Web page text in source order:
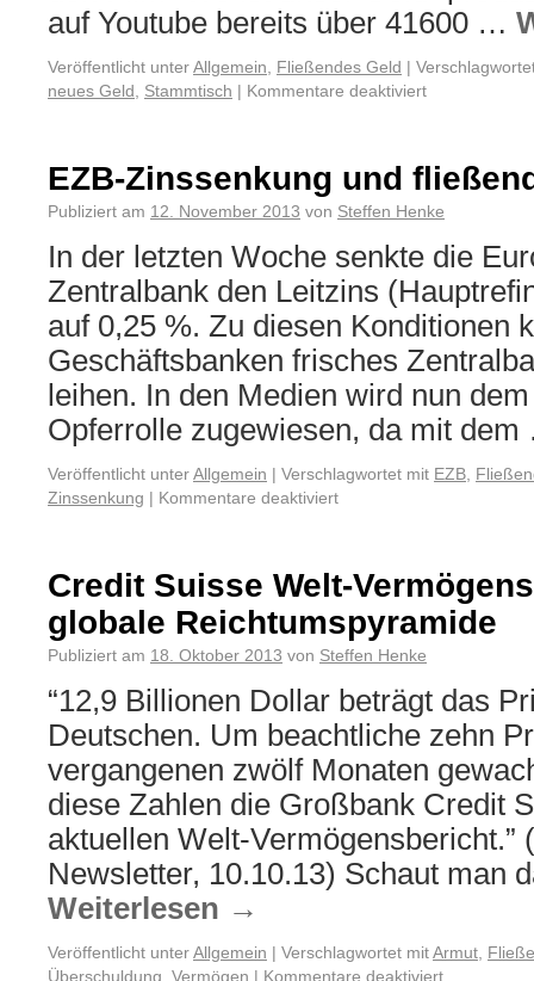
auf Youtube bereits über 41600 …
Veröffentlicht unterAllgemein Fließendes Geld |
neues Geld
Stammtisch | Kommentare deaktiviert
EZB-Zinssenkung und
Publiziert am 12. November 2013 von Steffen Henke
In der letzten Woche senkte die
Zentralbank den Leitzins
auf 0,25 %. Zu diesen Konditionen
Geschäftsbanken frisches
leihen. In den Medien wird nun
Opferrolle zugewiesen, da mit
Veröffentlicht unterAllgemein | Verschlagwortet mit EZB
Zinssenkung | Kommentare deaktiviert
Credit Suisse Welt-
globale Reichtumspyramide
Publiziert am 18. Oktober 2013 von Steffen Henke
“12,9 Billionen Dollar beträgt das
Deutschen. Um beachtliche zehn
vergangenen zwölf Monaten
diese Zahlen die Großbank Credit
aktuellen Welt-Vermögensbericht.”
Newsletter, 10.10.13) Schaut man
Weiterlesen →
Veröffentlicht unterAllgemein | Verschlagwortet mitArmut
Überschuldung Vermögen | Kommentare deaktiviert